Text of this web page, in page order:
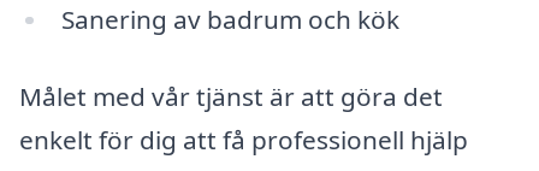
Sanering av badrum och kök
Målet med vår tjänst är att göra det
enkelt för dig att få professionell hjälp